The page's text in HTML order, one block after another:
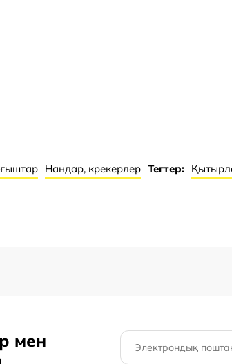
Нандар, крекерлер Тегтер:
мен